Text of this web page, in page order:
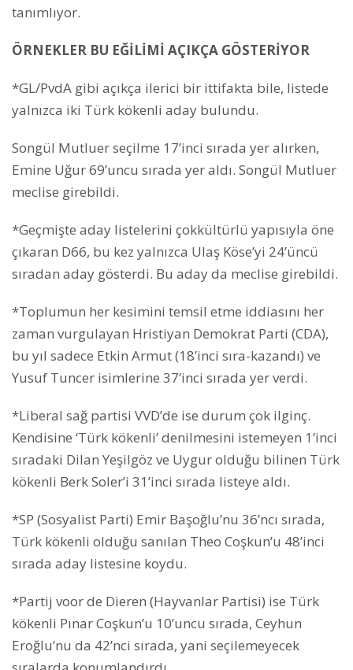
tanımlıyor.
ÖRNEKLER BU EĞİLİMİ AÇIKÇA GÖSTERİYOR
*GL/PvdA gibi açıkça ilerici bir ittifakta bile, listede
yalnızca iki Türk kökenli aday bulundu.
Songül Mutluer seçilme 17’inci sırada yer alırken,
Emine Uğur 69’uncu sırada yer aldı. Songül Mutluer
meclise girebildi.
*Geçmişte aday listelerini çokkültürlü yapısıyla öne
çıkaran D66, bu kez yalnızca Ulaş Köse’yi 24’üncü
sıradan aday gösterdi. Bu aday da meclise girebildi.
*Toplumun her kesimini temsil etme iddiasını her
zaman vurgulayan Hristiyan Demokrat Parti (CDA),
bu yıl sadece Etkin Armut (18’inci sıra-kazandı) ve
Yusuf Tuncer isimlerine 37’inci sırada yer verdi.
*Liberal sağ partisi VVD’de ise durum çok ilginç.
Kendisine ‘Türk kökenli’ denilmesini istemeyen 1’inci
sıradaki Dilan Yeşilgöz ve Uygur olduğu bilinen Türk
kökenli Berk Soler’i 31’inci sırada listeye aldı.
*SP (Sosyalist Parti) Emir Başoğlu’nu 36’ncı sırada,
Türk kökenli olduğu sanılan Theo Coşkun’u 48’inci
sırada aday listesine koydu.
*Partij voor de Dieren (Hayvanlar Partisi) ise Türk
kökenli Pınar Coşkun’u 10’uncu sırada, Ceyhun
Eroğlu’nu da 42’nci sırada, yani seçilemeyecek